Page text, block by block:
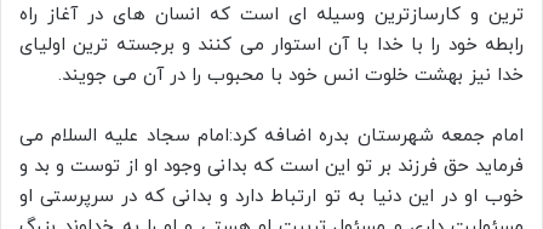
ترین و کارسازترین وسیله ای است که انسان های در آغاز راه
رابطه خود را با خدا با آن استوار می کنند و برجسته ترین اولیای
خدا نیز بهشت خلوت انس خود با محبوب را در آن می جویند.
امام جمعه شهرستان بدره اضافه کرد:امام سجاد علیه السلام می
فرماید حق فرزند بر تو این است که بدانی وجود او از توست و بد و
خوب او در این دنیا به تو ارتباط دارد و بدانی که در سرپرستی او